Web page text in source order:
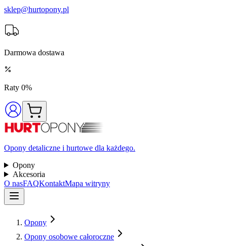
sklep@hurtopony.pl
Darmowa dostawa
Raty 0%
Opony detaliczne i hurtowe dla każdego.
Opony
Akcesoria
O nasFAQKontaktMapa witryny
Opony
Opony osobowe całoroczne